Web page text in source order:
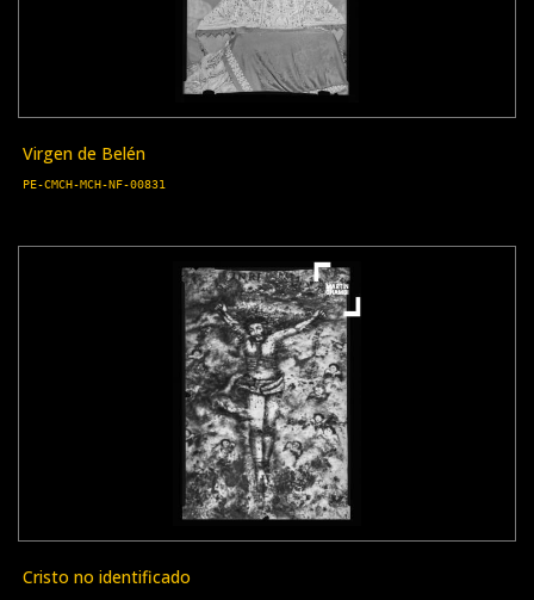
Virgen de Belén
PE-CMCH-MCH-NF-00831
Cristo no identificado